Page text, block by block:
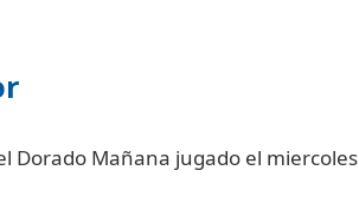
Dorado Mañana jugado el